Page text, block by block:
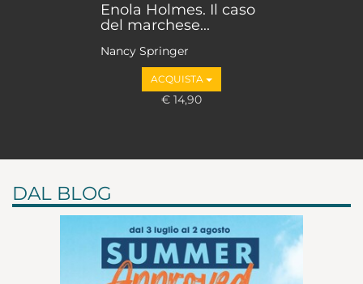
Enola Holmes. Il caso
del marchese...
Nancy Springer
ACQUISTA
€ 14,90
DAL BLOG